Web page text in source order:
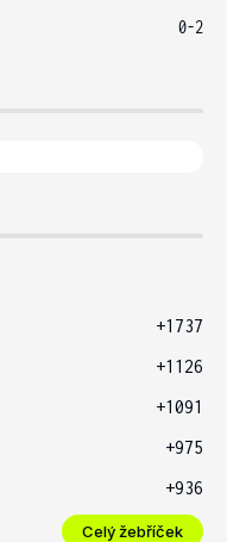
0-2
+1737
+1126
+1091
+975
+936
Celý žebříček